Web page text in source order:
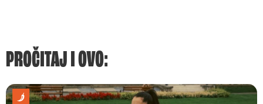
PROČITAJ I OVO: